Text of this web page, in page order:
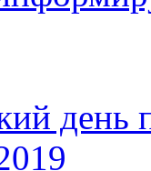
день